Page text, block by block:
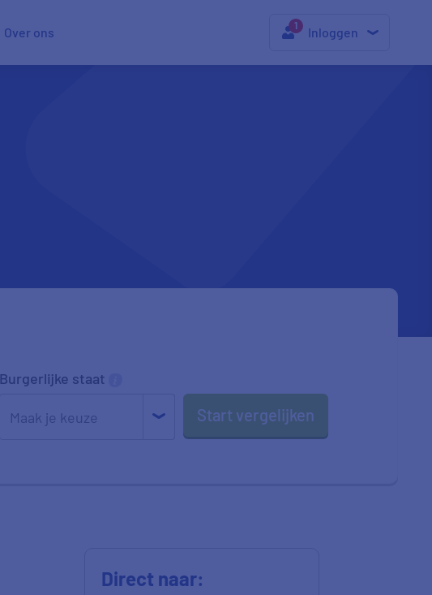
Over ons Inloggen
Burgerlijke staat
Start vergelijken
Direct naar: